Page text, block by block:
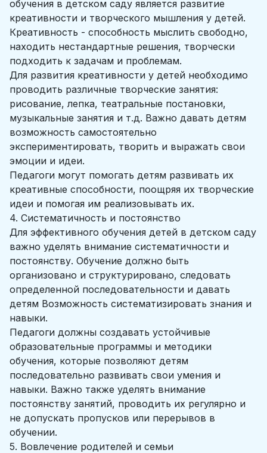
обучения в детском саду является развитие
креативности и творческого мышления у детей.
Креативность - способность мыслить свободно,
находить нестандартные решения, творчески
подходить к задачам и проблемам.
Для развития креативности у детей необходимо
проводить различные творческие занятия:
рисование, лепка, театральные постановки,
музыкальные занятия и т.д. Важно давать детям
возможность самостоятельно
экспериментировать, творить и выражать свои
эмоции и идеи.
Педагоги могут помогать детям развивать их
креативные способности, поощряя их творческие
идеи и помогая им реализовывать их.
4. Систематичность и постоянство
Для эффективного обучения детей в детском саду
важно уделять внимание систематичности и
постоянству. Обучение должно быть
организовано и структурировано, следовать
определенной последовательности и давать
детям Возможность систематизировать знания и
навыки.
Педагоги должны создавать устойчивые
образовательные программы и методики
обучения, которые позволяют детям
последовательно развивать свои умения и
навыки. Важно также уделять внимание
постоянству занятий, проводить их регулярно и
не допускать пропусков или перерывов в
обучении.
5. Вовлечение родителей и семьи